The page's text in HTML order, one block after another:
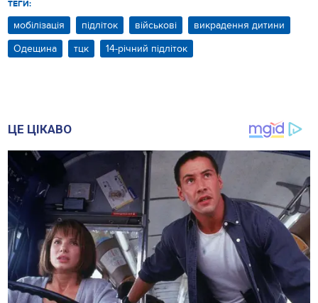
ТЕГИ:
мобілізація підліток військові
викрадення дитини
Одещина
тцк 14-річний підліток
ЦЕ ЦІКАВО